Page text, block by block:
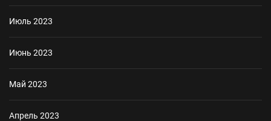
Июль 2023
Июнь 2023
Май 2023
Апрель 2023